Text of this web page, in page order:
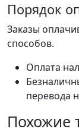
Порядок
Заказы
способов.
Оплата
перевода
Похожие